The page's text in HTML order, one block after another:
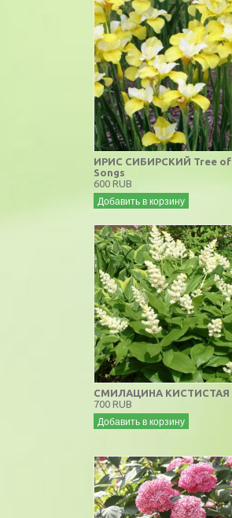
ИРИС СИБИРСКИЙ Tree of
Songs
600 RUB
Добавить в корзину
СМИЛАЦИНА КИСТИСТАЯ
700 RUB
Добавить в корзину